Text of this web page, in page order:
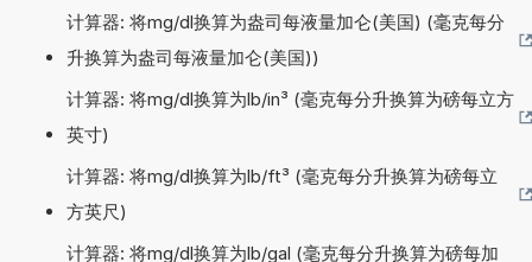
计算器: 将mg/dl换算为盎司每液量加仑(美国) (毫克每分
升换算为盎司每液量加仑(美国))
计算器: 将mg/dl换算为lb/in³ (毫克每分升换算为磅每立方
英寸)
计算器: 将mg/dl换算为lb/ft³ (毫克每分升换算为磅每立
方英尺)
计算器: 将mg/dl换算为lb/gal (毫克每分升换算为磅每加